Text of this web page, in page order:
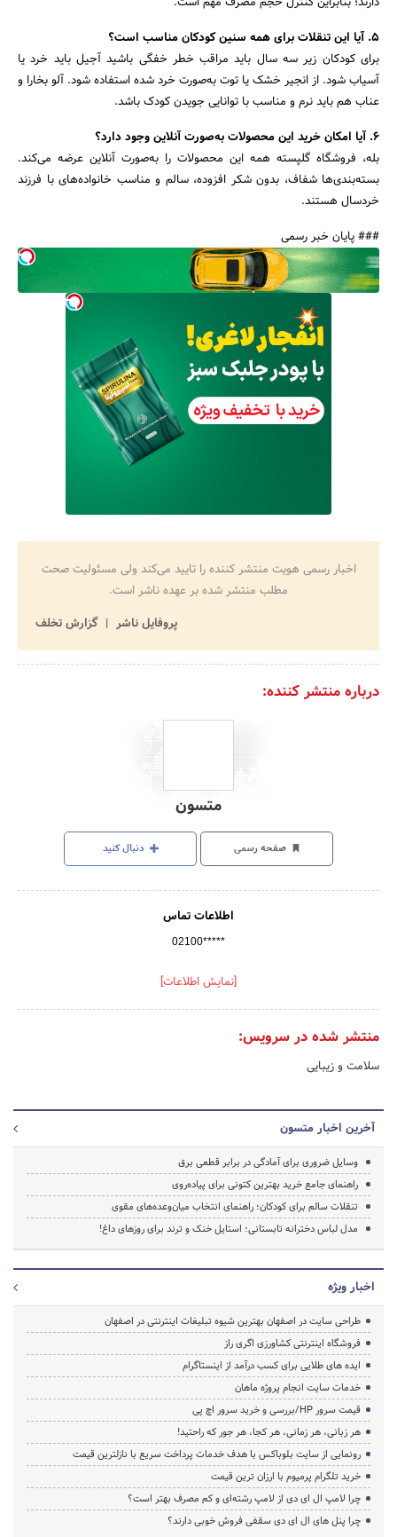
۵. آیا این تنقلات برای همه سنین کودکان مناسب است؟
برای کودکان زیر سه سال باید مراقب خطر خفگی باشید آجیل باید خرد یا
آسیاب شود. از انجیر خشک یا توت به‌صورت خرد شده استفاده شود. آلو بخارا و
عناب هم باید نرم و مناسب با توانایی جویدن کودک باشد.
۶. آیا امکان خرید این محصولات به‌صورت آنلاین وجود دارد؟
بله، فروشگاه گلپسته همه این محصولات را به‌صورت آنلاین عرضه می‌کند.
بسته‌بندی‌ها شفاف، بدون شکر افزوده، سالم و مناسب خانواده‌های با فرزند
خردسال هستند.
### پایان خبر رسمی
اخبار رسمی هویت منتشر کننده را تایید می‌کند ولی مسئولیت صحت
مطلب منتشر شده بر عهده ناشر است.
پروفایل ناشر
گزارش تخلف
درباره منتشر کننده:
متسون
صفحه رسمی دنبال کنید
اطلاعات تماس
02100*****
[نمایش اطلاعات]
منتشر شده در سرویس:
سلامت و زیبایی
آخرین اخبار متسون
وسایل ضروری برای آمادگی در برابر قطعی برق
راهنمای جامع خرید بهترین کتونی برای پیاده‌روی
تنقلات سالم برای کودکان؛ راهنمای انتخاب میان‌وعده‌های مقوی
مدل لباس دخترانه تابستانی؛ استایل خنک و ترند برای روزهای داغ!
اخبار ویژه
طراحی سایت در اصفهان بهترین شیوه تبلیغات اینترنتی در اصفهان
فروشگاه اینترنتی کشاورزی اگری راز
ایده های طلایی برای کسب درآمد از اینستاگرام
خدمات سایت انجام پروژه ماهان
قیمت سرور HP/بررسی و خرید سرور اچ پی
هر زبانی، هر زمانی، هر کجا، هر جور که راحتید!
رونمایی از سایت بلوباکس با هدف خدمات پرداخت سریع با نازلترین قیمت
خرید تلگرام پرمیوم با ارزان ترین قیمت
چرا لامپ ال ای دی از لامپ رشته‌ای و کم مصرف بهتر است؟
چرا پنل های ال ای دی سقفی فروش خوبی دارند؟